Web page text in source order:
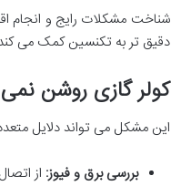
شناخت مشکلات رایج و انجام
دقیق تر به تکنسین کمک می
کولر گازی روشن
این مشکل می تواند دلایل
بررسی برق و فیوز: از